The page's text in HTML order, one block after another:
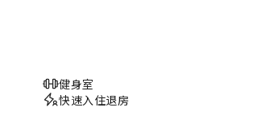
健身室
快速入住退房